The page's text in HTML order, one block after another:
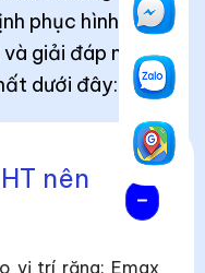
phục hình, Nha
giải đáp những
dưới đây:
nên
vị trí răng: Emax